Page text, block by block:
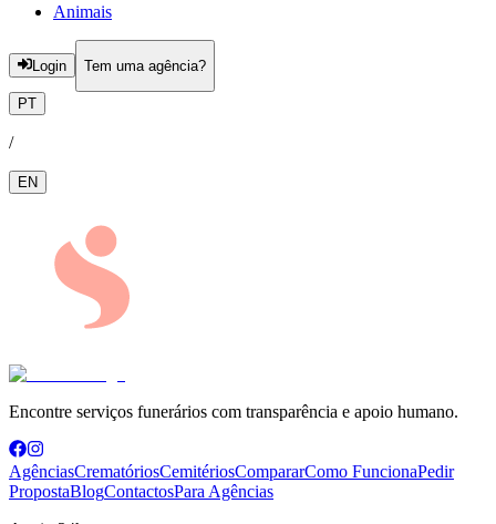
Animais
Login Tem uma agência?
PT
/
EN
Encontre serviços funerários com transparência e apoio humano.
AgênciasCrematóriosCemitériosCompararComo FuncionaPedir
PropostaBlogContactosPara Agências